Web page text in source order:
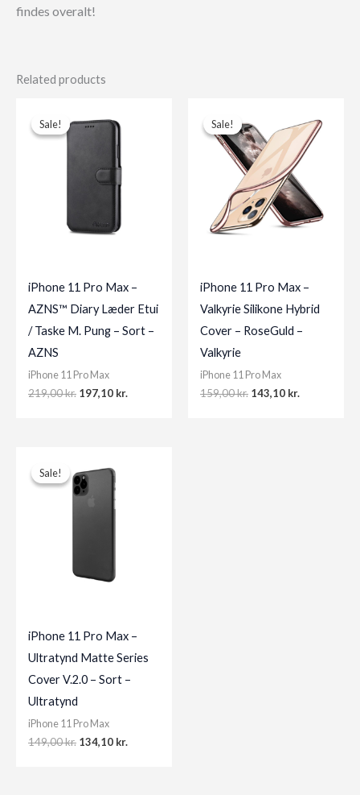
findes overalt!
Related products
Sale!
Sale!
iPhone 11 Pro Max –
AZNS™ Diary Læder Etui
/ Taske M. Pung – Sort –
AZNS
iPhone 11 Pro Max
219,00kr. Original
197,10 kr.
Sale!
Sale!
iPhone 11 Pro Max –
Valkyrie Silikone Hybrid
Cover – RoseGuld –
Valkyrie
iPhone 11 Pro Max
159,00kr. Original
143,10 kr.
Sale!
Sale!
iPhone 11 Pro Max –
Ultratynd Matte Series
Cover V.2.0 – Sort –
Ultratynd
iPhone 11 Pro Max
149,00kr. Original
134,10 kr.Current